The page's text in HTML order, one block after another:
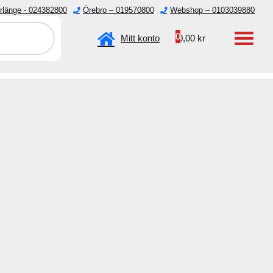
- 024382800 Örebro – 019570800 Webshop – 0103039880
Mitt konto 00,00 kr
Verktyg Övrigt